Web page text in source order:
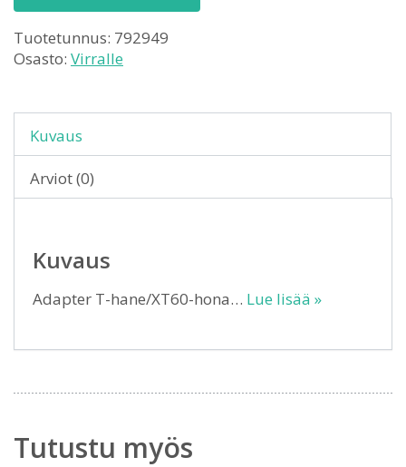
Tuotetunnus: 792949
Osasto: Virralle
Kuvaus
Arviot (0)
Kuvaus
Adapter T-hane/XT60-hona… Lue lisää »
Tutustu myös